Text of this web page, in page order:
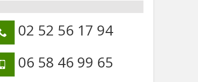
02 52 56 17 94
06 58 46 99 65